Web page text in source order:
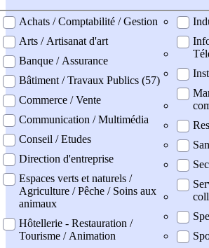
professionel
Achats / Comptabilité / Gestion
Arts / Artisanat d'art
Banque / Assurance
Bâtiment / Travaux Publics (57)
Commerce / Vente
Communication / Multimédia
Conseil / Etudes
Direction d'entreprise
Espaces verts et naturels /
Agriculture / Pêche / Soins aux
animaux
Hôtellerie - Restauration /
Tourisme / Animation